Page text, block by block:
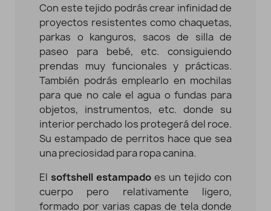
Con este tejido podrás crear infinidad de
proyectos resistentes como chaquetas,
parkas o kanguros, sacos de silla de
paseo para bebé, etc. consiguiendo
prendas muy funcionales y prácticas.
También podrás emplearlo en mochilas
para que no cale el agua o fundas para
objetos, instrumentos, etc. donde su
interior perchado los protegerá del roce.
Su estampado de perritos hace que sea
una preciosidad para ropa canina.
El softshell estampado es un tejido con
cuerpo pero relativamente ligero,
formado por varias capas de tela donde